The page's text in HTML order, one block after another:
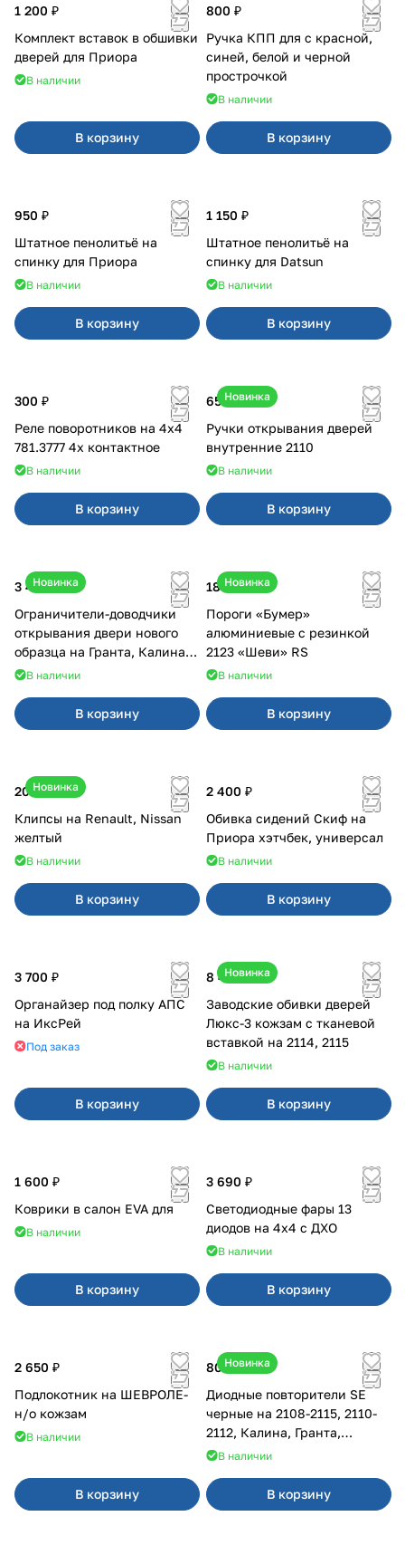
1 200 ₽
Комплект вставок в обшивки
дверей для Приора
В наличии
В корзину
800 ₽
Ручка КПП для с красной,
синей, белой и черной
прострочкой
В наличии
В корзину
950 ₽
Штатное пенолитьё на
спинку для Приора
В наличии
В корзину
1 150 ₽
Штатное пенолитьё на
спинку для Datsun
В наличии
В корзину
300 ₽
Реле поворотников на 4х4
781.3777 4х контактное
В наличии
В корзину
Новинка
650 ₽
Ручки открывания дверей
внутренние 2110
В наличии
В корзину
Новинка
3 400 ₽
Ограничители-доводчики
открывания двери нового
образца на Гранта, Калина 2,
Урбан
В наличии
В корзину
Новинка
18 000 ₽
Пороги «Бумер»
алюминиевые с резинкой
2123 «Шеви» RS
В наличии
В корзину
Новинка
20 ₽
Клипсы на Renault, Nissan
желтый
В наличии
В корзину
2 400 ₽
Обивка сидений Скиф на
Приора хэтчбек, универсал
В наличии
В корзину
3 700 ₽
Органайзер под полку АПС
на ИксРей
Под заказ
В корзину
Новинка
8 450 ₽
Заводские обивки дверей
Люкс-3 кожзам с тканевой
вставкой на 2114, 2115
В наличии
В корзину
1 600 ₽
Коврики в салон EVA для
В наличии
В корзину
3 690 ₽
Светодиодные фары 13
диодов на 4x4 с ДХО
В наличии
В корзину
2 650 ₽
Подлокотник на ШЕВРОЛЕ-
н/о кожзам
В наличии
В корзину
Новинка
800 ₽
Диодные повторители SE
черные на 2108-2115, 2110-
2112, Калина, Гранта,
Приора
В наличии
В корзину